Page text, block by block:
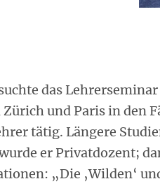
das
und Paris in den
tätig. Längere
er Privatdozent;
„Die ‚Wilden‘